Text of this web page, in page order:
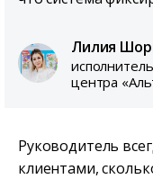
Лилия
центра
Руководитель
клиентами,